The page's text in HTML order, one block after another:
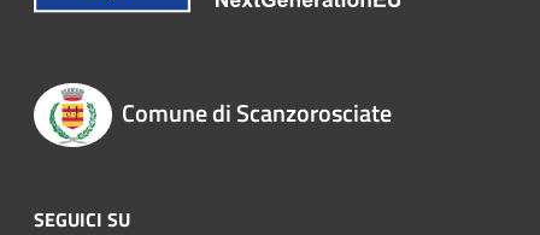
Comune di Scanzorosciate
SEGUICI SU